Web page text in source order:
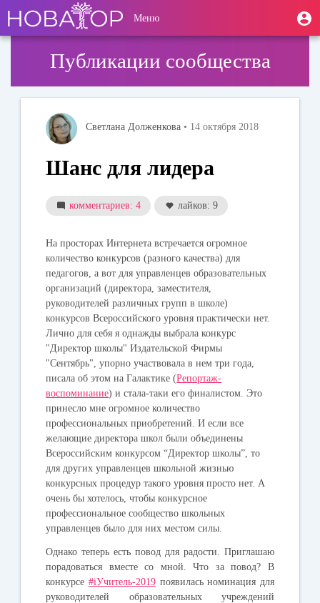
основному
содержанию
User
account
Меню
Публикации сообщества
Светлана Долженкова • 14 октября 2018
Шанс для лидера
комментариев: 4 лайков: 9
На просторах Интернета встречается огромное
количество конкурсов (разного качества) для
педагогов, а вот для управленцев образовательных
организаций (директора, заместителя,
руководителей различных групп в школе)
конкурсов Всероссийского уровня практически нет.
Лично для себя я однажды выбрала конкурс
"Директор школы" Издательской Фирмы
"Сентябрь", упорно участвовала в нем три года,
писала об этом на Галактике (Репортаж-
воспоминание) и стала-таки его финалистом. Это
принесло мне огромное количество
профессиональных приобретений. И если все
желающие директора школ были объединены
Всероссийским конкурсом “Директор школы”, то
для других управленцев школьной жизнью
конкурсных процедур такого уровня просто нет. А
очень бы хотелось, чтобы конкурсное
профессиональное сообщество школьных
управленцев было для них местом силы.
Однако теперь есть повод для радости. Приглашаю
порадоваться вместе со мной. Что за повод? В
конкурсе #iУчитель-2019появилась номинация для
руководителей образовательных учреждений